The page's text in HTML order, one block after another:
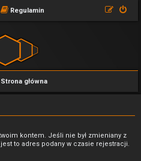
Regulamin
Strona główna
kontem. Jeśli nie był zmieniany z
to adres podany w czasie rejestracji.